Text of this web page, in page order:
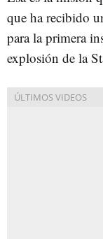
que ha recibido
para la primera
explosión de la